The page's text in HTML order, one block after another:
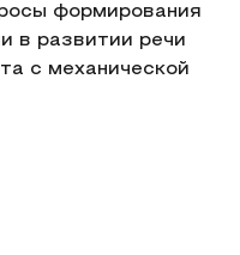
формирования
в развитии речи
с механической